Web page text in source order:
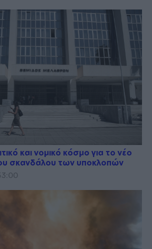
και νομικό κόσμο για το νέο
σκανδάλου των υποκλοπών